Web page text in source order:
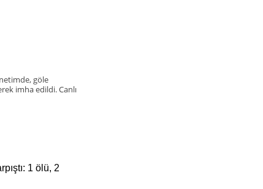
göle
imha edildi. Canlı
1 ölü, 2